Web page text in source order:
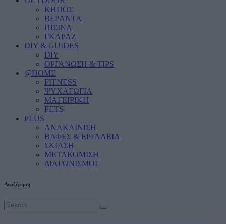
ΚΗΠΟΣ
ΒΕΡΑΝΤΑ
ΠΙΣΙΝΑ
ΓΚΑΡΑΖ
DIY & GUIDES
DIY
ΟΡΓΑΝΩΣΗ & TIPS
@HOME
FITNESS
ΨΥΧΑΓΩΓΙΑ
ΜΑΓΕΙΡΙΚΗ
PETS
PLUS
ΑΝΑΚΑΙΝΙΣΗ
ΒΑΦΕΣ & ΕΡΓΑΛΕΙΑ
ΣΚΙΑΣΗ
ΜΕΤΑΚΟΜΙΣΗ
ΔΙΑΓΩΝΙΣΜΟΙ
Αναζήτηση